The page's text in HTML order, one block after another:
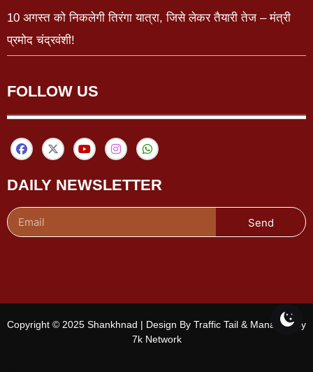
10 अगस्त को निकलेगी तिरंगा यात्रा, जिसे लेकर तैयारी तेज – मंत्री
प्रमोद चंद्रवंशी!
FOLLOW US
DAILY NEWSLETTER
Send
Copyright © 2025 Shankhnad | Design By Traffic Tail & Managed By
7k Network